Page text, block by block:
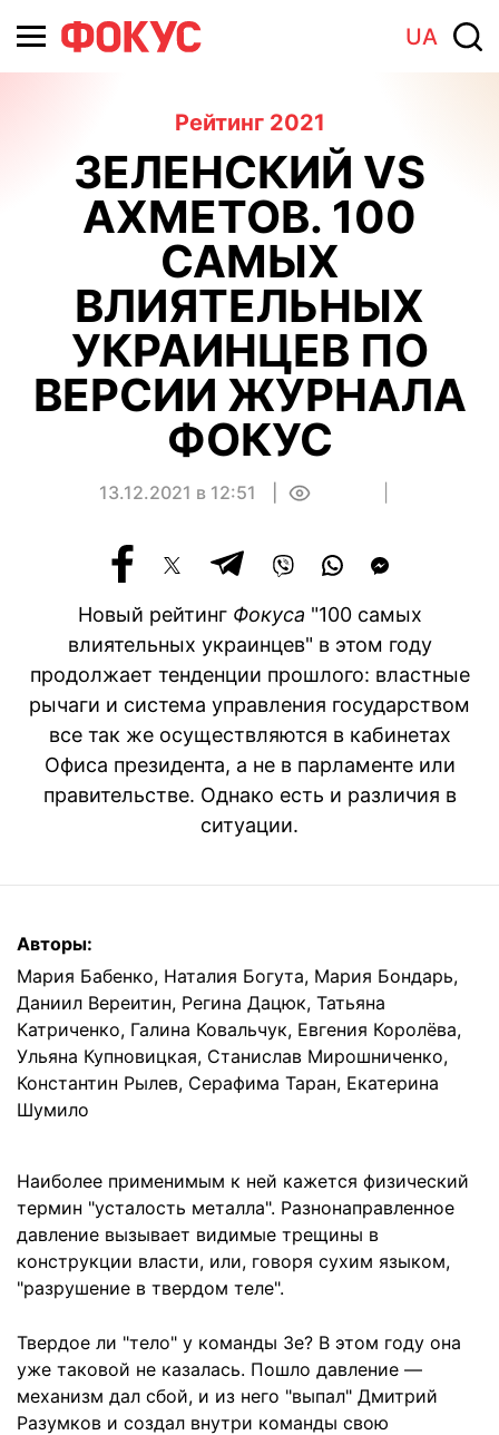
UA
Рейтинг 2021
ЗЕЛЕНСКИЙ VS
АХМЕТОВ. 100
САМЫХ
ВЛИЯТЕЛЬНЫХ
УКРАИНЦЕВ ПО
ВЕРСИИ ЖУРНАЛА
ФОКУС
13.12.2021 в 12:51
Новый рейтинг Фокуса "100 самых
влиятельных украинцев" в этом году
продолжает тенденции прошлого: властные
рычаги и система управления государством
все так же осуществляются в кабинетах
Офиса президента, а не в парламенте или
правительстве. Однако есть и различия в
ситуации.
Авторы:
Мария Бабенко, Наталия Богута, Мария Бондарь,
Даниил Вереитин, Регина Дацюк, Татьяна
Катриченко, Галина Ковальчук, Евгения Королёва,
Ульяна Купновицкая, Станислав Мирошниченко,
Константин Рылев, Серафима Таран, Екатерина
Шумило
Наиболее применимым к ней кажется физический
термин "усталость металла". Разнонаправленное
давление вызывает видимые трещины в
конструкции власти, или, говоря сухим языком,
"разрушение в твердом теле".
Твердое ли "тело" у команды Зе? В этом году она
уже таковой не казалась. Пошло давление —
механизм дал сбой, и из него "выпал" Дмитрий
Разумков и создал внутри команды свою